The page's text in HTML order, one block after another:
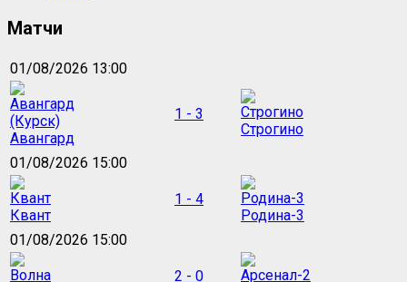
Матчи
01/08/2026 13:00
Авангард
1 - 3
Строгино
01/08/2026 15:00
Квант
1 - 4
Родина-3
01/08/2026 15:00
2 - 0